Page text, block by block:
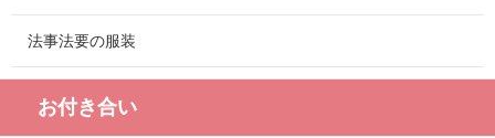
法事法要の服装
お付き合い